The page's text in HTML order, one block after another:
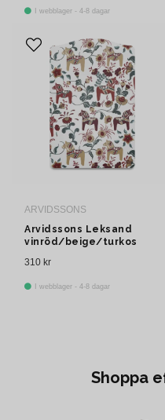
I webblager - 4-8 dagar
ARVIDSSONS
Arvidssons Leksand
vinröd/beige/turkos
310 kr
I webblager - 4-8 dagar
Shoppa